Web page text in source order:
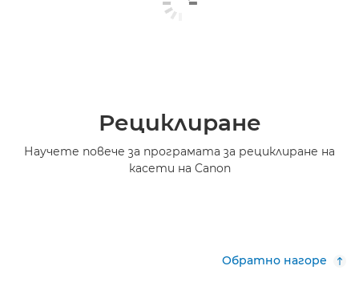
Рециклиране
Научете повече за програмата за рециклиране на
касети на Canon
Обратно нагоре